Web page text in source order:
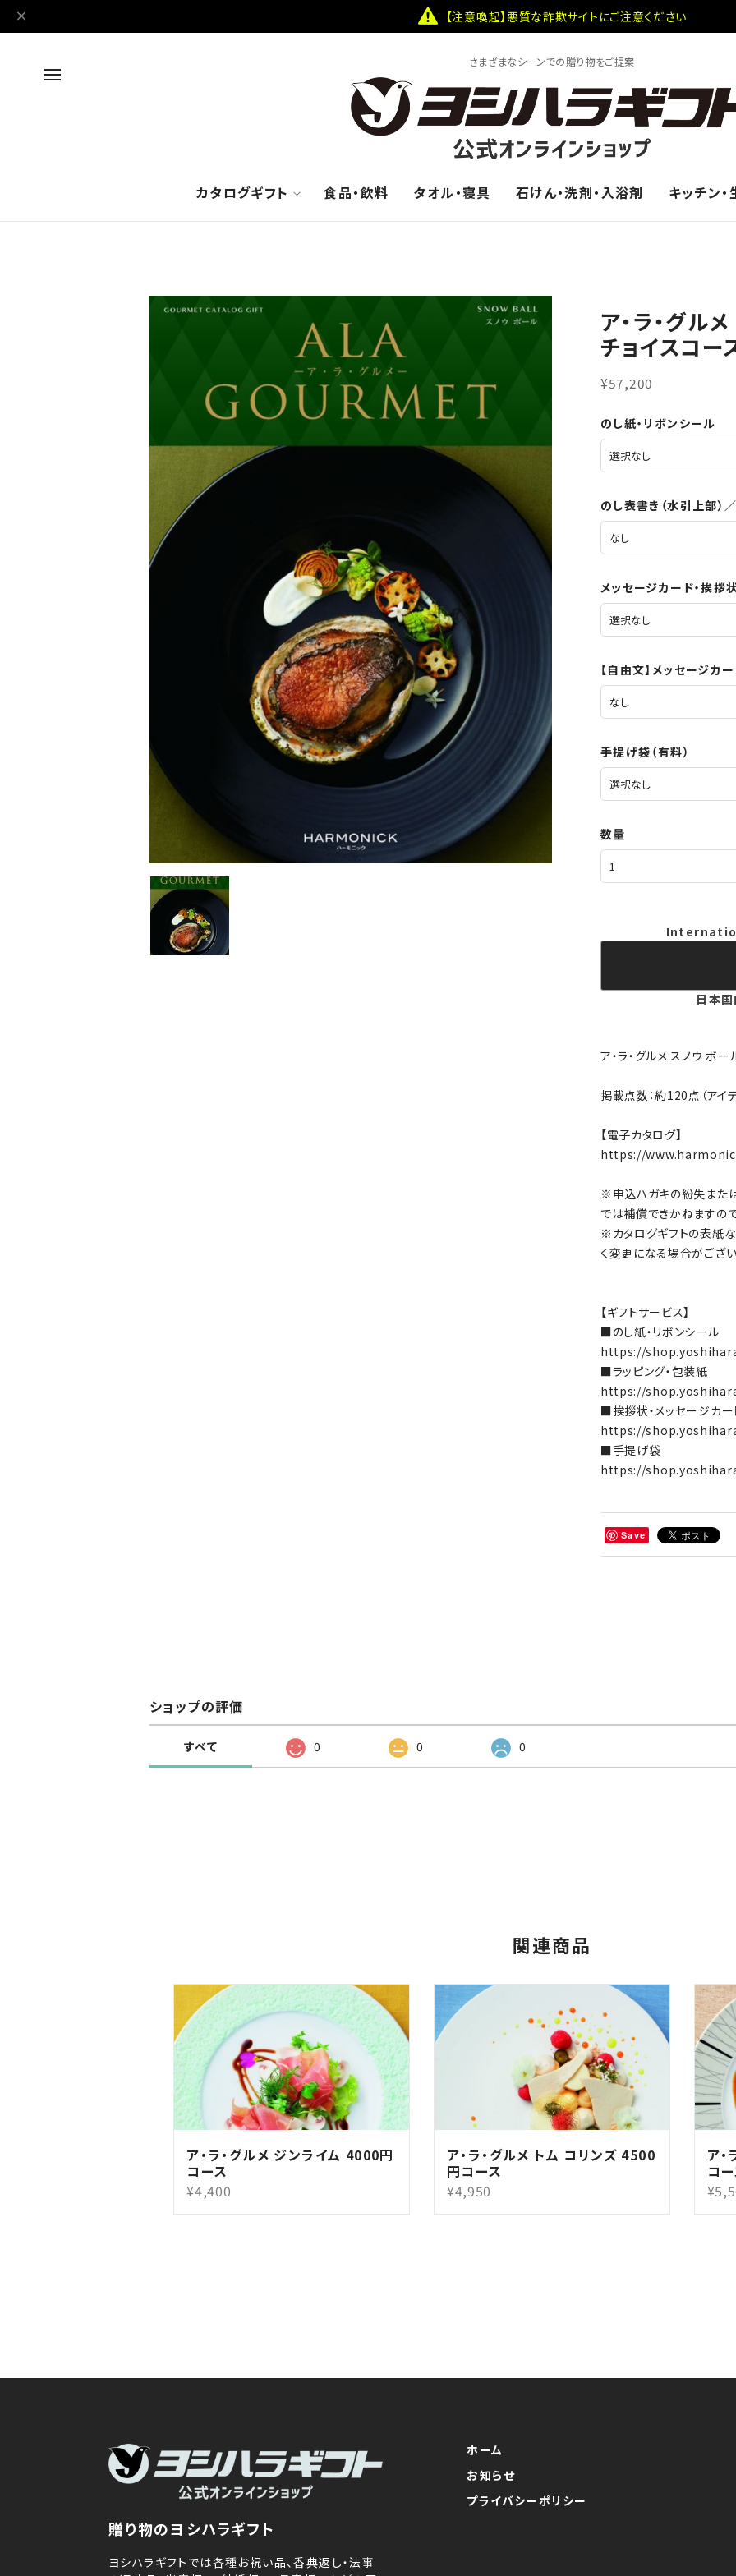
【注意喚起】悪質な詐欺サイトにご注意ください
さまざまなシーンでの贈り物をご提案
カタログギフト 食品・飲料 タオル・寝具 石けん・洗剤・入浴剤 キッチン
ア・ラ・グル
チョイスコー
¥57,200
のし紙・リボンシール
のし表書き（水引上部）
メッセージカード・挨拶
【自由文】メッセージカ
手提げ袋（有料）
数量
日本
ア・ラ・グルメ スノウ ボ
掲載点数：約120点（アイ
【電子カタログ】
https://
※申込ハガキの紛失また
では補償できかねますの
※カタログギフトの表紙
く変更になる場合がござ
【ギフトサービス】
■のし紙・リボンシール
https://
■ラッピング・包装紙
https://
■挨拶状・メッセージカー
https://
■手提げ袋
https://
Save
ショップの評価
すべて 0 0 0
関連商品
ア・ラ・グルメ ジンライム 4000円
コース
¥4,400
ア・ラ・グルメ トム コリンズ 4500
円コース
¥4,950
ア
コ
贈り物のヨシハラギフト
ヨシハラギフトでは各種お祝い品、香典返し・法事
ホーム
お知らせ
プライバシーポリシー